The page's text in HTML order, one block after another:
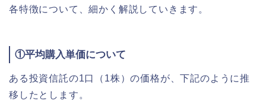
各特徴について、細かく解説していきます。
①平均購入単価について
ある投資信託の1口（1株）の価格が、下記のように推
移したとします。